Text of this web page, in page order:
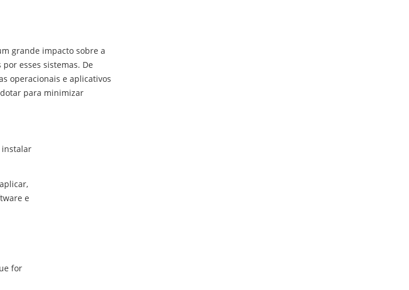
grande impacto sobre a
esses sistemas. De
operacionais e aplicativos
para minimizar
instalar
e
for